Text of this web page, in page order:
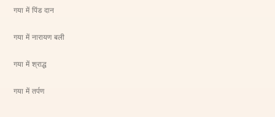
गया में पिंड दान
गया में नारायण बली
गया में श्राद्ध
गया में तर्पण